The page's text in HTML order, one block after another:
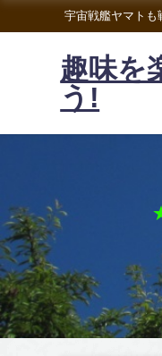
宇宙戦艦ヤマトも
趣味を
う!